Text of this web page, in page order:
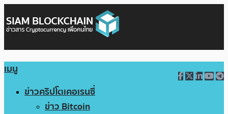
เมนู
ข่าวคริปโตเคอเรนซี่
ข่าว Bitcoin